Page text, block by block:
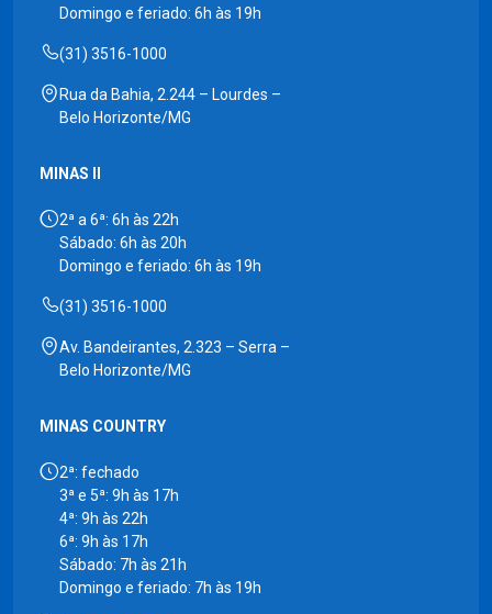
Domingo e feriado: 6h às 19h
(31) 3516-1000
Rua da Bahia, 2.244 – Lourdes –
Belo Horizonte/MG
MINAS II
2ª a 6ª: 6h às 22h
Sábado: 6h às 20h
Domingo e feriado: 6h às 19h
(31) 3516-1000
Av. Bandeirantes, 2.323 – Serra –
Belo Horizonte/MG
MINAS COUNTRY
2ª: fechado
3ª e 5ª: 9h às 17h
4ª: 9h às 22h
6ª: 9h às 17h
Sábado: 7h às 21h
Domingo e feriado: 7h às 19h